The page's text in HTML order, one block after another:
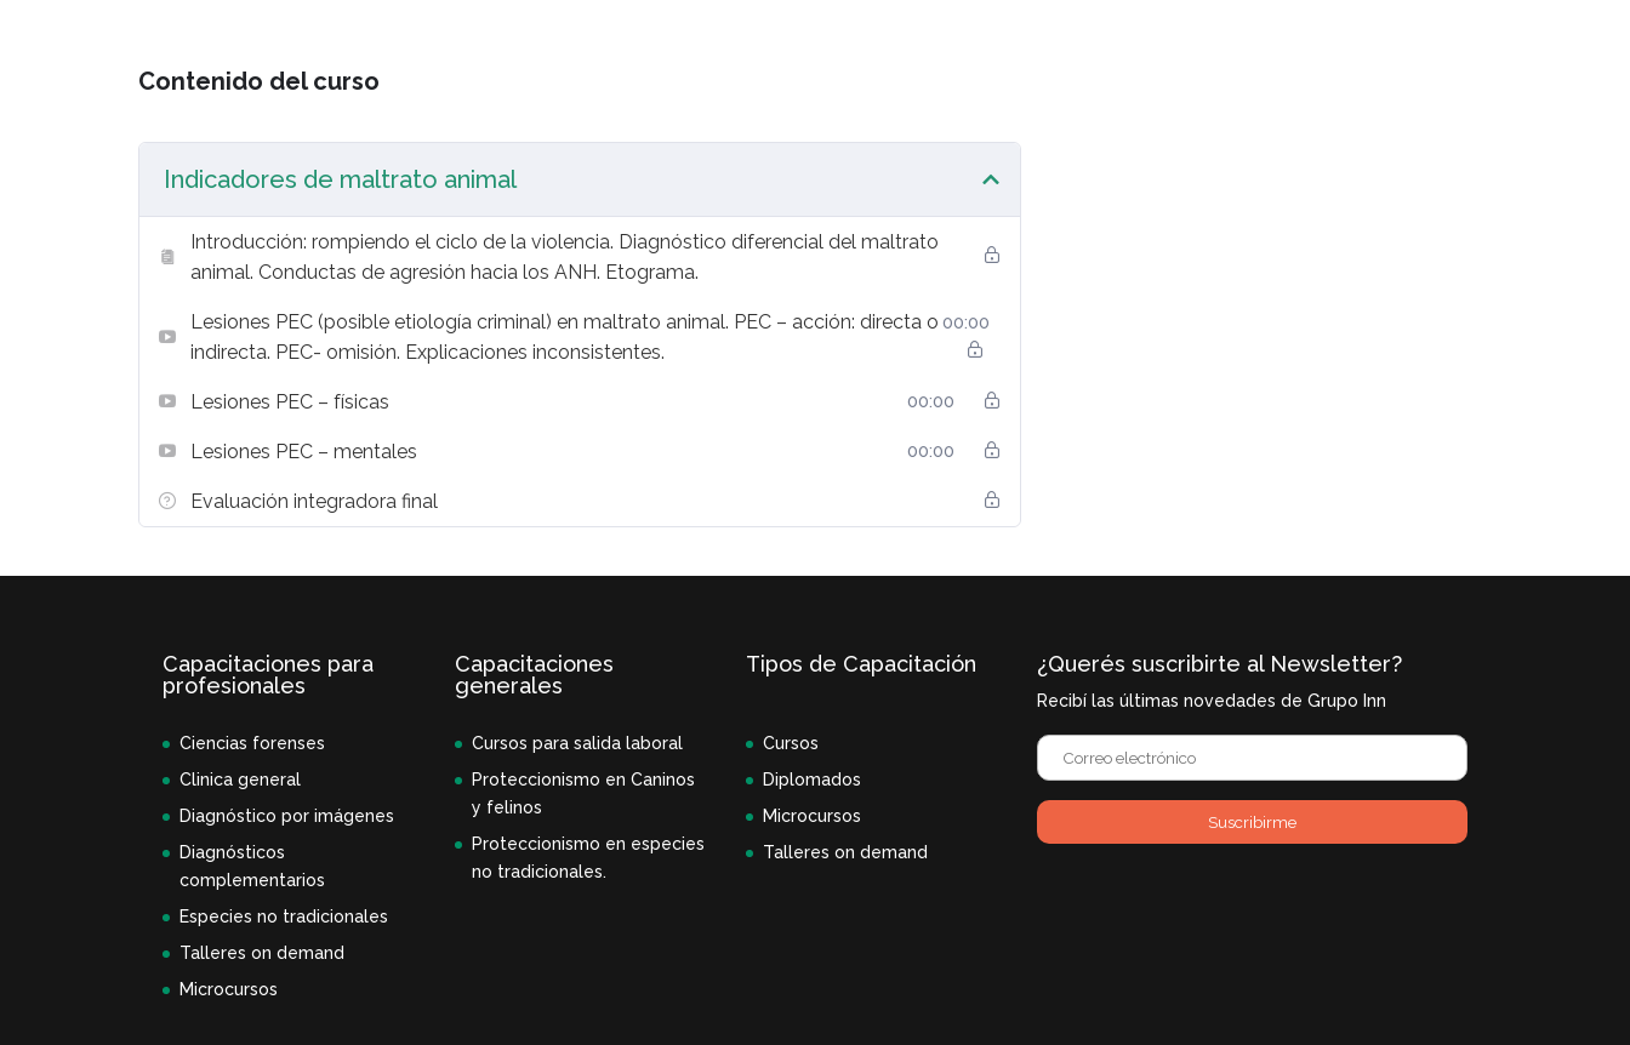
Contenido del curso
Indicadores de maltrato animal
Introducción: rompiendo el ciclo de la violencia. Diagnóstico diferencial del maltrato
animal. Conductas de agresión hacia los ANH. Etograma.
Lesiones PEC (posible etiología criminal) en maltrato animal. PEC – acción: directa o
indirecta. PEC- omisión. Explicaciones inconsistentes.
00:00
Lesiones PEC – físicas 00:00
Lesiones PEC – mentales 00:00
Evaluación integradora final
Capacitaciones para
profesionales
Ciencias forenses
Clinica general
Diagnóstico por imágenes
Diagnósticos
complementarios
Especies no tradicionales
Talleres on demand
Microcursos
Capacitaciones
generales
Cursos para salida laboral
Proteccionismo en Caninos
y felinos
Proteccionismo en especies
no tradicionales.
Tipos de Capacitación
Cursos
Diplomados
Microcursos
Talleres on demand
¿Querés suscribirte al Newsletter?
Recibí las últimas novedades de Grupo Inn